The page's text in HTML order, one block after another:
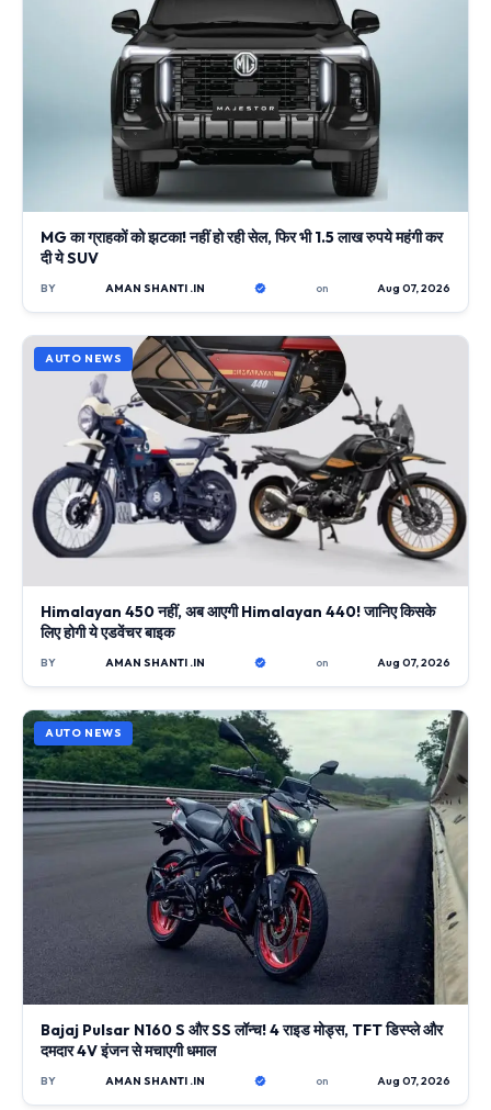
MG का ग्राहकों को झटका! नहीं हो रही सेल, फिर भी 1.5 लाख रुपये महंगी कर
दी ये SUV
BY AMAN SHANTI .IN on Aug 07, 2026
AUTO NEWS
Himalayan 450 नहीं, अब आएगी Himalayan 440! जानिए किसके
लिए होगी ये एडवेंचर बाइक
BY AMAN SHANTI .IN on Aug 07, 2026
AUTO NEWS
Bajaj Pulsar N160 S और SS लॉन्च! 4 राइड मोड्स, TFT डिस्प्ले और
दमदार 4V इंजन से मचाएगी धमाल
BY AMAN SHANTI .IN on Aug 07, 2026